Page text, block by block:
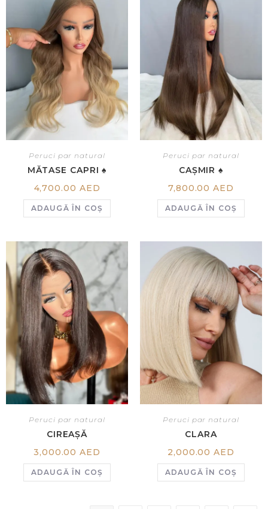
Peruci par natural
MĂTASE CAPRI ♠️
4,700.00 AED
ADAUGĂ ÎN COȘ
Peruci par natural
CAȘMIR ♠️
7,800.00AED
ADAUGĂ ÎN COȘ
Peruci par natural
CIREAȘĂ
3,000.00AED
ADAUGĂ ÎN COȘ
Peruci par natural
CLARA
2,000.00AED
ADAUGĂ ÎN COȘ